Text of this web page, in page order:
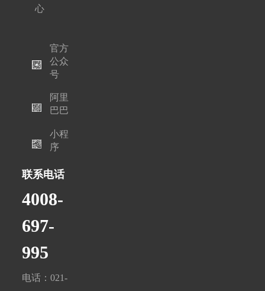
心
官方
公众
号
阿里
巴巴
小程
序
联系电话
4008-
697-
995
电话：021-